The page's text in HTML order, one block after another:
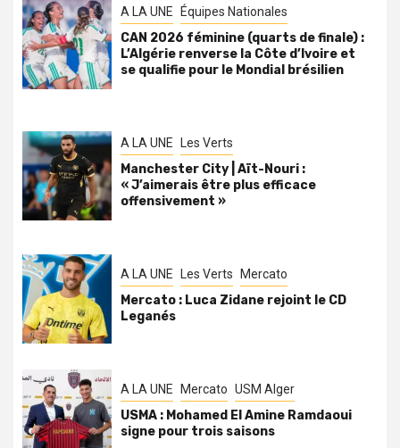
A LA UNE Équipes Nationales
CAN 2026 féminine (quarts de finale) :
L’Algérie renverse la Côte d’Ivoire et
se qualifie pour le Mondial brésilien
A LA UNE Les Verts
Manchester City | Aït-Nouri :
« J’aimerais être plus efficace
offensivement »
A LA UNE Les Verts Mercato
Mercato : Luca Zidane rejoint le CD
Leganés
A LA UNE Mercato USM Alger
USMA : Mohamed El Amine Ramdaoui
signe pour trois saisons